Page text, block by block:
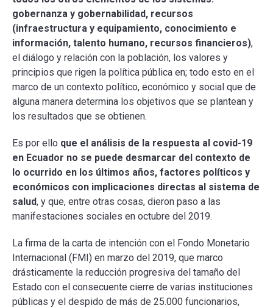
gobernanza y gobernabilidad, recursos
(infraestructura y equipamiento, conocimiento e
información, talento humano, recursos financieros),
el diálogo y relación con la población, los valores y
principios que rigen la política pública en; todo esto en el
marco de un contexto político, económico y social que de
alguna manera determina los objetivos que se plantean y
los resultados que se obtienen.
Es por ello que el análisis de la respuesta al covid-19
en Ecuador no se puede desmarcar del contexto de
lo ocurrido en los últimos años, factores políticos y
económicos con implicaciones directas al sistema de
salud, y que, entre otras cosas, dieron paso a las
manifestaciones sociales en octubre del 2019.
La firma de la carta de intención con el Fondo Monetario
Internacional (FMI) en marzo del 2019, que marco
drásticamente la reducción progresiva del tamaño del
Estado con el consecuente cierre de varias instituciones
públicas y el despido de más de 25.000 funcionarios,